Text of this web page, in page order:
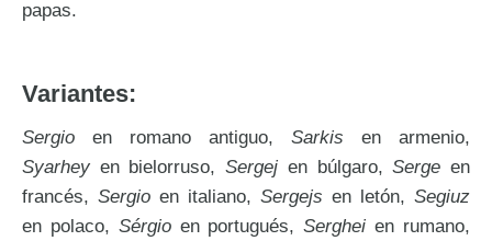
papas.
Variantes:
Sergio en romano antiguo, Sarkis en armenio,
Syarhey en bielorruso,Sergej en búlgaro,Serge en
francés, Sergio en italiano, Sergejs en letón, Segiuz
en polaco, Sérgioen portugués,Serghei en rumano,